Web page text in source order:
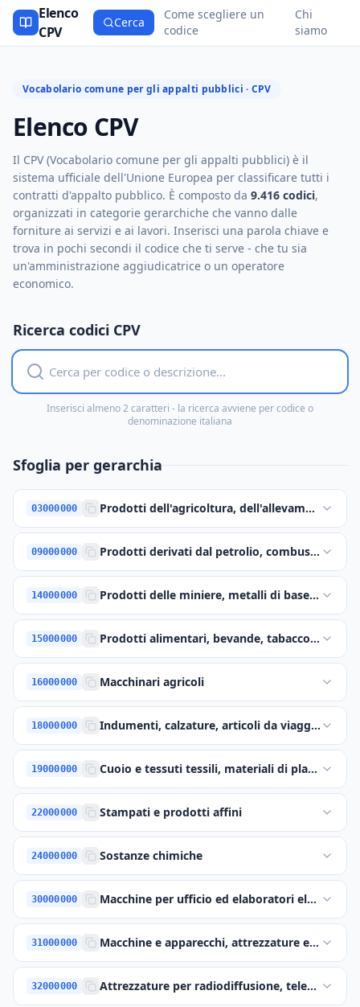
Elenco
CPV
Cerca
Come scegliere un
codice
Chi
siamo
Vocabolario comune per gli appalti pubblici · CPV
Elenco CPV
Il CPV (Vocabolario comune per gli appalti pubblici) è il
sistema ufficiale dell'Unione Europea per classificare tutti i
contratti d'appalto pubblico. È composto da 9.416 codici,
organizzati in categorie gerarchiche che vanno dalle
forniture ai servizi e ai lavori. Inserisci una parola chiave e
trova in pochi secondi il codice che ti serve - che tu sia
un'amministrazione aggiudicatrice o un operatore
economico.
Ricerca codici CPV
Inserisci almeno 2 caratteri - la ricerca avviene per codice o
denominazione italiana
Sfoglia per gerarchia
03000000 Prodotti dell'agricoltura, dell'allevamento,
09000000 Prodotti derivati dal petrolio, combustibili,
14000000 Prodotti delle miniere, metalli di base e
15000000 Prodotti alimentari, bevande, tabacco e
16000000 Macchinari agricoli
18000000 Indumenti, calzature, articoli da viaggio e
19000000 Cuoio e tessuti tessili, materiali di plastica e
22000000 Stampati e prodotti affini
24000000 Sostanze chimiche
30000000 Macchine per ufficio ed elaboratori
31000000 Macchine e apparecchi, attrezzature e
32000000 Attrezzature per radiodiffusione, televisione,